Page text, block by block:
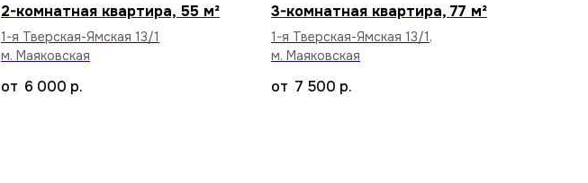
2-комнатная квартира, 55 м²
1-я Тверская-Ямская 13/1
м. Маяковская
6 000 р.
3-комнатная квартира, 77 м²
1-я Тверская-Ямская 13/1,
м. Маяковская
7 500 р.